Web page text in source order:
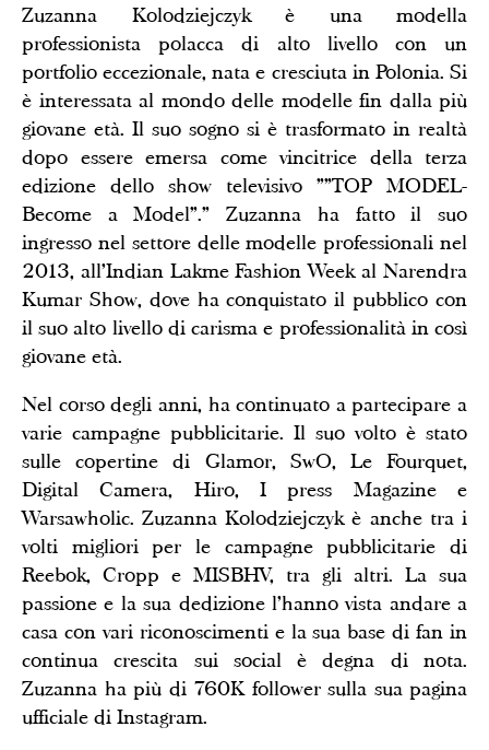
Zuzanna Kolodziejczyk è una modella
professionista polacca di alto livello con un
portfolio eccezionale, nata e cresciuta in Polonia. Si
è interessata al mondo delle modelle fin dalla più
giovane età. Il suo sogno si è trasformato in realtà
dopo essere emersa come vincitrice della terza
edizione dello show televisivo ""TOP MODEL-
Become a Model".” Zuzanna ha fatto il suo
ingresso nel settore delle modelle professionali nel
2013, all'Indian Lakme Fashion Week al Narendra
Kumar Show, dove ha conquistato il pubblico con
il suo alto livello di carisma e professionalità in così
giovane età.
Nel corso degli anni, ha continuato a partecipare a
varie campagne pubblicitarie. Il suo volto è stato
sulle copertine di Glamor, SwO, Le Fourquet,
Digital Camera, Hiro, I press Magazine e
Warsawholic. Zuzanna Kolodziejczyk è anche tra i
volti migliori per le campagne pubblicitarie di
Reebok, Cropp e MISBHV, tra gli altri. La sua
passione e la sua dedizione l'hanno vista andare a
casa con vari riconoscimenti e la sua base di fan in
continua crescita sui social è degna di nota.
Zuzanna ha più di 760K follower sulla sua pagina
ufficiale di Instagram.